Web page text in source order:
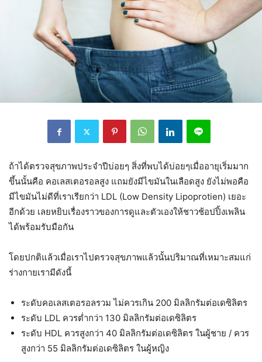
ถ้าได้ตรวจสุขภาพประจำปีบ่อยๆ สิ่งที่พบได้บ่อยๆเมื่ออายุเริ่มมาก
ขึ้นนั้นคือ คอเลสเตอรอลสูง แถมยังมีไขมันในเลือดสูง ยังไม่พอคือ
มีไขมันไม่ดีที่เราเรียกว่า LDL (Low Density Lipoprotien) เยอะ
อีกด้วย เลยหยิบเรื่องราวของการดูและตัวเองให้ชาวช้อปปิ้งเพลิน
ได้พร้อมรับมือกัน
โดยปกติแล้วเมื่อเราไปตรวจสุขภาพแล้วนั้นปริมาณที่เหมาะสมแก่
ร่างกายเรามีดังนี้
ระดับคอเลสเตอรอลรวม ไม่ควรเกิน 200 มิลลิกรัมต่อเดซิลิตร
ระดับ LDL ควรต่ำกว่า 130 มิลลิกรัมต่อเดซิลิตร
ระดับ HDL ควรสูงกว่า 40 มิลลิกรัมต่อเดซิลิตร ในผู้ชาย / ควร
สูงกว่า 55 มิลลิกรัมต่อเดซิลิตร ในผู้หญิง